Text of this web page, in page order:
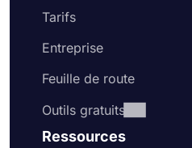
Tarifs
Entreprise
Feuille de route
Outils gratuits
Ressources